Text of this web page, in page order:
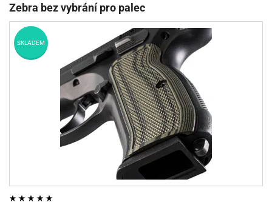
STŘELIVO
PŘÍSLUŠENSTVÍ
DETEKTORY KOVŮ
KONTAKTY
Zebra bez vybrání pro palec
SKLADEM